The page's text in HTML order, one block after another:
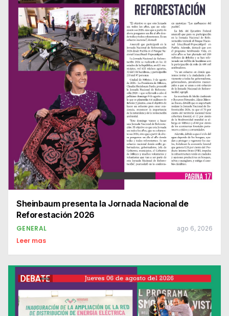
Sheinbaum presenta la Jornada Nacional de
Reforestación 2026
GENERAL ago 6, 2026
Leer mas